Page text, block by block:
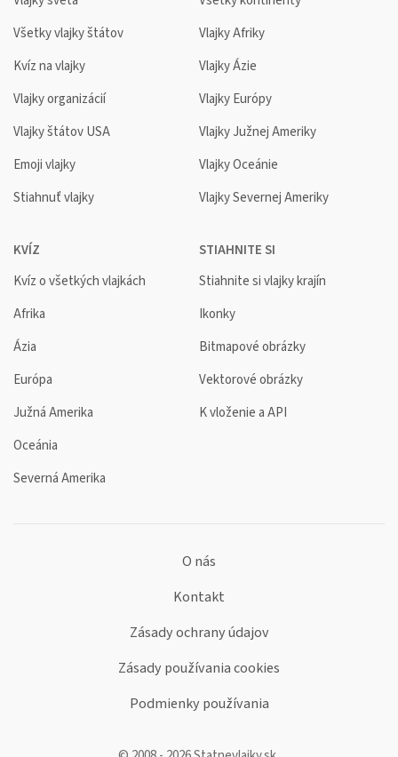
Všetky vlajky štátov
Kvíz na vlajky
Vlajky organizácií
Vlajky štátov USA
Emoji vlajky
Stiahnuť vlajky
Vlajky Afriky
Vlajky Ázie
Vlajky Európy
Vlajky Južnej Ameriky
Vlajky Oceánie
Vlajky Severnej Ameriky
KVÍZ
Kvíz o všetkých vlajkách
Afrika
Ázia
Európa
Južná Amerika
Oceánia
Severná Amerika
STIAHNITE SI
Stiahnite si vlajky krajín
Ikonky
Bitmapové obrázky
Vektorové obrázky
K vloženie a API
O nás
Kontakt
Zásady ochrany údajov
Zásady používania cookies
Podmienky používania